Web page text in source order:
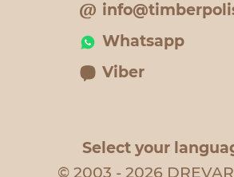
Whatsapp
Viber
Select your
© 2003 - 2026